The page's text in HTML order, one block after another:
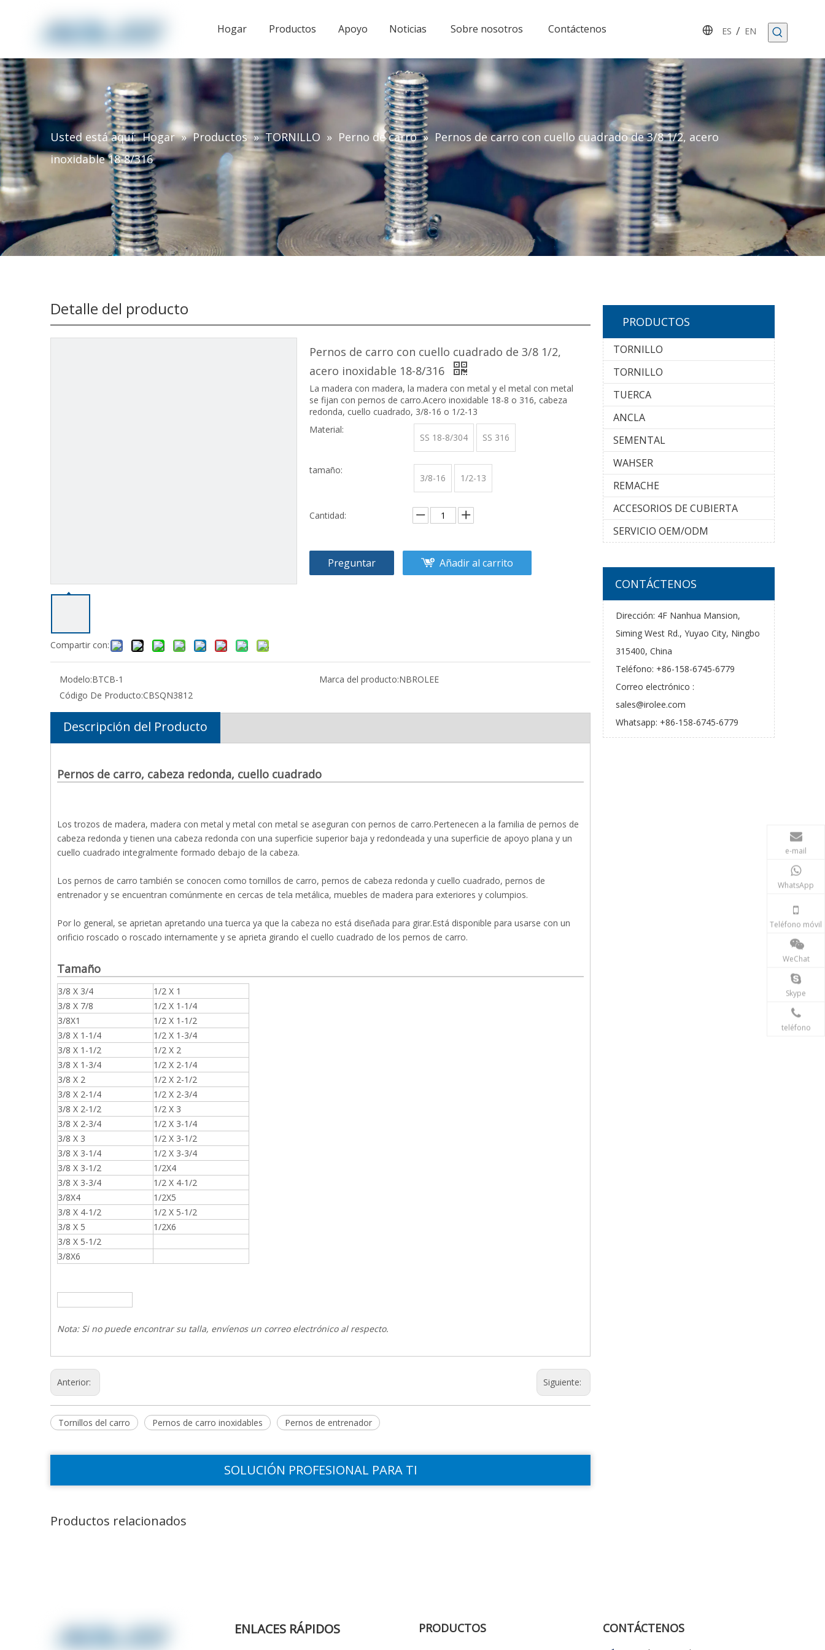
Hogar Productos Apoyo Noticias Sobre nosotros Contáctenos ES / EN
Usted está aquí: Hogar » Productos » TORNILLO » Perno de carro » Pernos de carro con cuello cuadrado de 3/8 1/2, acero
inoxidable 18-8/316
Detalle del producto
Compartir con:
Pernos de carro con cuello cuadrado de 3/8 1/2,
acero inoxidable 18-8/316
La madera con madera, la madera con metal y el metal con metal
se fijan con pernos de carro.Acero inoxidable 18-8 o 316, cabeza
redonda, cuello cuadrado, 3/8-16 o 1/2-13
Material:
SS 18-8/304 SS 316
tamaño:
3/8-16 1/2-13
Cantidad:
Preguntar Añadir al carrito
Modelo:BTCB-1 Marca del producto:NBROLEE
Código De Producto:CBSQN3812
Descripción del Producto
Pernos de carro, cabeza redonda, cuello cuadrado
Los trozos de madera, madera con metal y metal con metal se aseguran con pernos de carro.Pertenecen a la familia de pernos de
cabeza redonda y tienen una cabeza redonda con una superficie superior baja y redondeada y una superficie de apoyo plana y un
cuello cuadrado integralmente formado debajo de la cabeza.
Los pernos de carro también se conocen como tornillos de carro, pernos de cabeza redonda y cuello cuadrado, pernos de
entrenador y se encuentran comúnmente en cercas de tela metálica, muebles de madera para exteriores y columpios.
Por lo general, se aprietan apretando una tuerca ya que la cabeza no está diseñada para girar.Está disponible para usarse con un
orificio roscado o roscado internamente y se aprieta girando el cuello cuadrado de los pernos de carro.
Tamaño
3/8 X 3/4
1/2 X 1
3/8 X 7/8
1/2 X 1-1/4
3/8X1
1/2 X 1-1/2
3/8 X 1-1/4
1/2 X 1-3/4
3/8 X 1-1/2
1/2 X 2
3/8 X 1-3/4
1/2 X 2-1/4
3/8 X 2
1/2 X 2-1/2
3/8 X 2-1/4
1/2 X 2-3/4
3/8 X 2-1/2
1/2 X 3
3/8 X 2-3/4
1/2 X 3-1/4
3/8 X 3
1/2 X 3-1/2
3/8 X 3-1/4
1/2 X 3-3/4
3/8 X 3-1/2
1/2X4
3/8 X 3-3/4
1/2 X 4-1/2
3/8X4
1/2X5
3/8 X 4-1/2
1/2 X 5-1/2
3/8 X 5
1/2X6
3/8 X 5-1/2
3/8X6
Nota: Si no puede encontrar su talla, envíenos un correo electrónico al respecto.
Anterior: Siguiente:
Tornillos del carro Pernos de carro inoxidables Pernos de entrenador
SOLUCIÓN PROFESIONAL PARA TI
Productos relacionados
PRODUCTOS
TORNILLO
TORNILLO
TUERCA
ANCLA
SEMENTAL
WAHSER
REMACHE
ACCESORIOS DE CUBIERTA
SERVICIO OEM/ODM
CONTÁCTENOS
Dirección: 4F Nanhua Mansion,
Siming West Rd., Yuyao City, Ningbo
315400, China
Teléfono: +86-158-6745-6779
Correo electrónico :
sales@irolee.com
Whatsapp: +86-158-6745-6779
ENLACES RÁPIDOS PRODUCTOS CONTÁCTENOS
e-mail
WhatsApp
Teléfono móvil
WeChat
Skype
teléfono